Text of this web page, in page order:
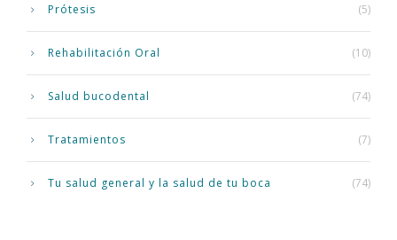
Prótesis (5)
Rehabilitación Oral (10)
Salud bucodental (74)
Tratamientos (7)
Tu salud general y la salud de tu boca (74)